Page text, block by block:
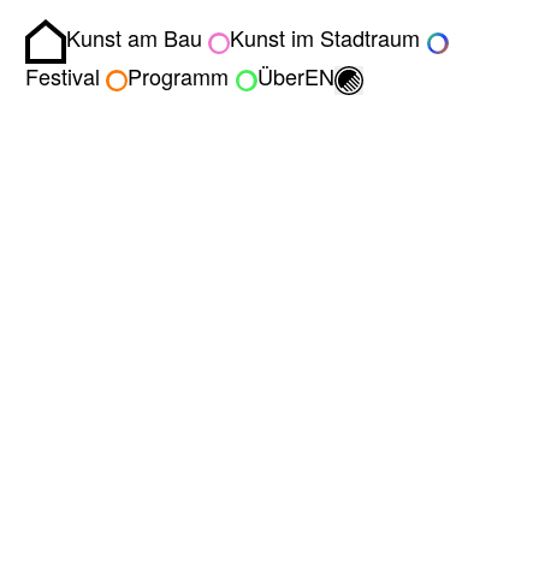
Homepage
Kunst am Bau
Kunst im Stadtraum
Festival
Programm ÜberEN Umschalten